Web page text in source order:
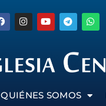
QUIÉNES SOMOS